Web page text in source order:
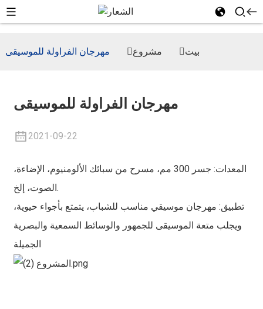
بيت مشروع مهرجان الفراولة للموسيقى
مهرجان الفراولة للموسيقى
2021-09-22
المعدات: جسر 300 مم، مسرح من سبائك الألومنيوم، الإضاءة،
الصوت، إلخ.
تطبيق: مهرجان موسيقي مناسب للشباب، يتمتع بأجواء حيوية،
ويجلب متعة الموسيقى للجمهور والوسائط السمعية والبصرية
الجميلة